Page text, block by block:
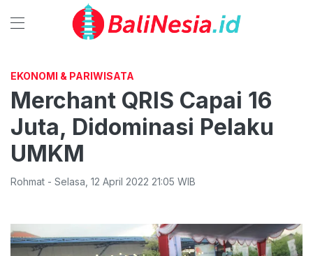
EKONOMI & PARIWISATA
Merchant QRIS Capai 16
Juta, Didominasi Pelaku
UMKM
Rohmat - Selasa 12 April 2022 21:05 WIB